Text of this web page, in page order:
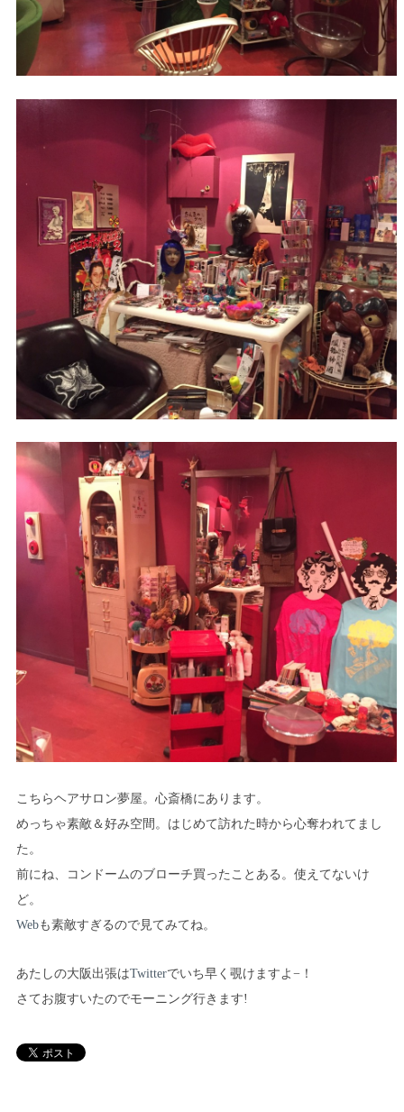
こちらヘアサロン夢屋。心斎橋にあります。
めっちゃ素敵＆好み空間。はじめて訪れた時から心奪われてまし
た。
前にね、コンドームのブローチ買ったことある。使えてないけ
ど。
Webも素敵すぎるので見てみてね。
あたしの大阪出張はTwitterでいち早く覗けますよ−！
さてお腹すいたのでモーニング行きます!